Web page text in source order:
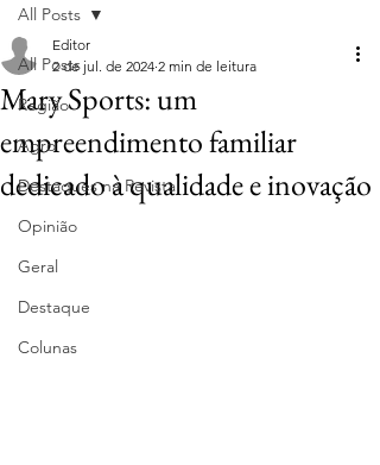
All Posts
Região
Agro
Destaques na Revista
Opinião
Geral
Destaque
Colunas
All Posts
Mary Sports: um
empreendimento familiar
dedicado à qualidade e inovação
Editor
2 de jul. de 2024 2 min de leitura